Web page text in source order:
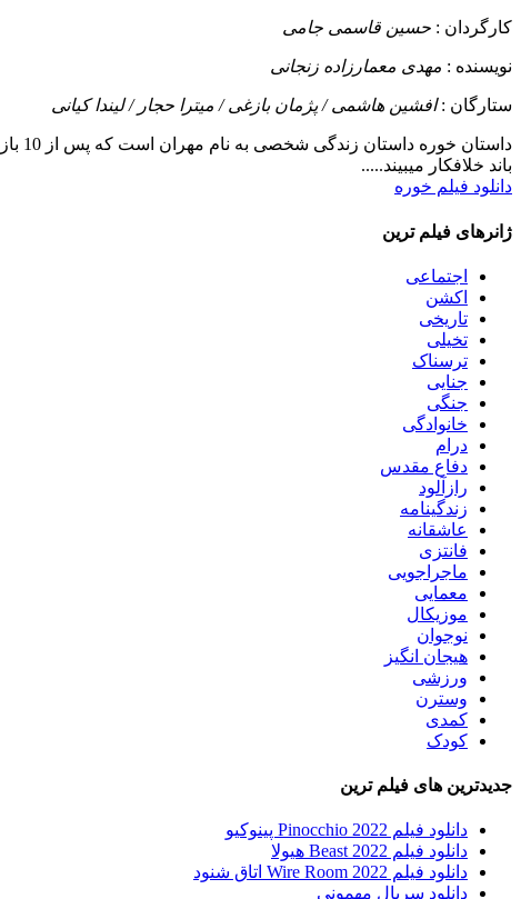
کارگردان : حسین قاسمی جامی
نویسنده : مهدی معمارزاده زنجانی
ستارگان :افشین هاشمی / پژمان بازغی / میترا حجار / لیندا کیانی
داستان
باند خلافکار میبیند.....
دانلود فیلم خوره
ژانرهای فیلم ترین
اجتماعی
اکشن
تاریخی
تخیلی
ترسناک
جنایی
جنگی
خانوادگی
درام
دفاع مقدس
رازآلود
زندگینامه
عاشقانه
فانتزی
ماجراجویی
معمایی
موزیکال
نوجوان
هیجان انگیز
ورزشی
وسترن
کمدی
کودک
جدیدترین های فیلم ترین
دانلود فیلم Pinocchio 2022 پینوکیو
دانلود فیلم Beast 2022 هیولا
دانلود فیلم Wire Room 2022 اتاق شنود
دانلود سریال مهمونی